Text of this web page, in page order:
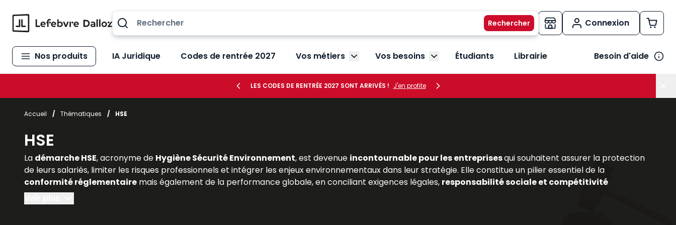
Connexion
Nos produits IA Juridique Codes de rentrée 2027 Vos métiers Afficher le sous-menu Vos métiers
Vos besoins Afficher le sous-menu Vos besoins
Étudiants Librairie Besoin d'aide
LES CODES DE RENTRÉE 2027 SONT ARRIVÉS ! J'en profite
Accueil / Thématiques / HSE
HSE
La démarche HSE, acronyme de Hygiène Sécurité Environnement, est devenue incontournable pour les entreprisesqui souhaitent assurer la protection
de leurs salariés, limiter les risques professionnels et intégrer les enjeux environnementaux dans leur stratégie. Elle constitue un pilier essentiel de la
conformité réglementaire mais également de la performance globale, en conciliant exigences légales, responsabilité sociale et compétitivité
économique
la portée du HSE est indispensable. Les